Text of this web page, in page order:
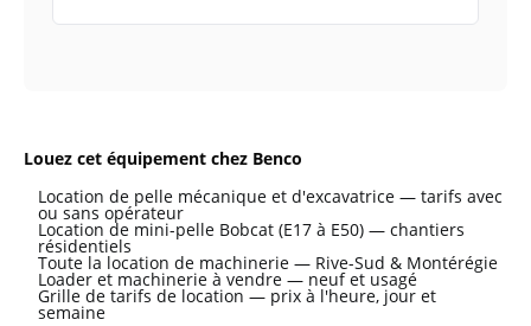
Louez cet équipement chez Benco
Location de pelle mécanique et d'excavatrice — tarifs avec
ou sans opérateur
Location de mini-pelle Bobcat (E17 à E50) — chantiers
résidentiels
Toute la location de machinerie — Rive-Sud & Montérégie
Loader et machinerie à vendre — neuf et usagé
Grille de tarifs de location — prix à l'heure, jour et
semaine